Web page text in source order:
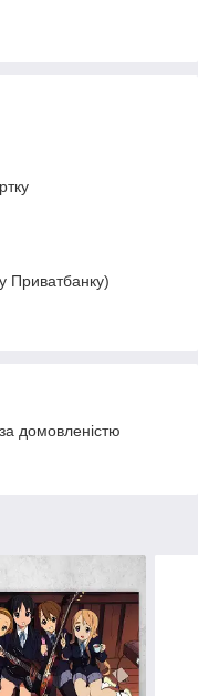
Приватбанку)
домовленістю